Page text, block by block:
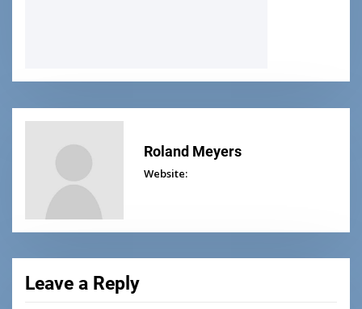
Roland Meyers
Website:
Leave a Reply